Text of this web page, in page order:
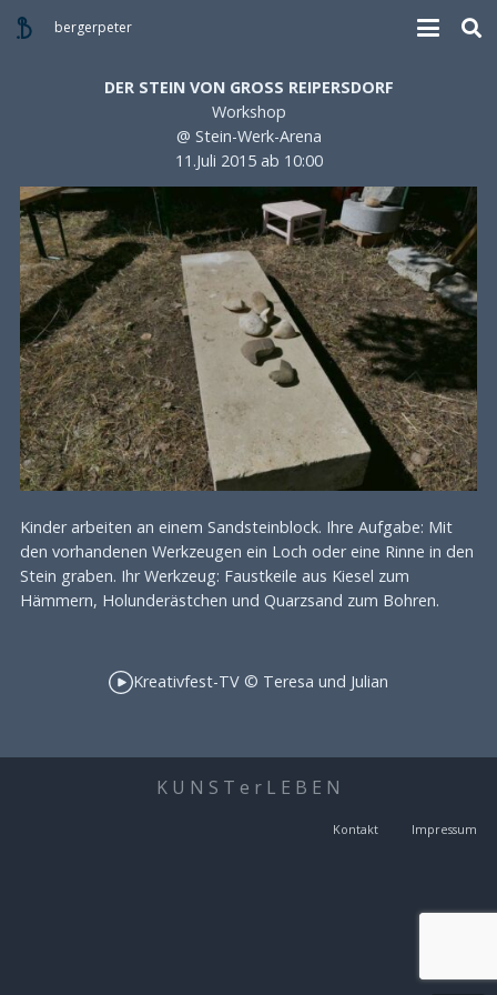
bergerpeter
DER STEIN VON GROSS REIPERSDORF
Workshop
@ Stein-Werk-Arena
11.Juli 2015 ab 10:00
Kinder arbeiten an einem Sandsteinblock. Ihre Aufgabe: Mit
den vorhandenen Werkzeugen ein Loch oder eine Rinne in den
Stein graben. Ihr Werkzeug: Faustkeile aus Kiesel zum
Hämmern, Holunderästchen und Quarzsand zum Bohren.
Kreativfest-TV © Teresa und Julian
K U N S T e r L E B E N
Kontakt Impressum